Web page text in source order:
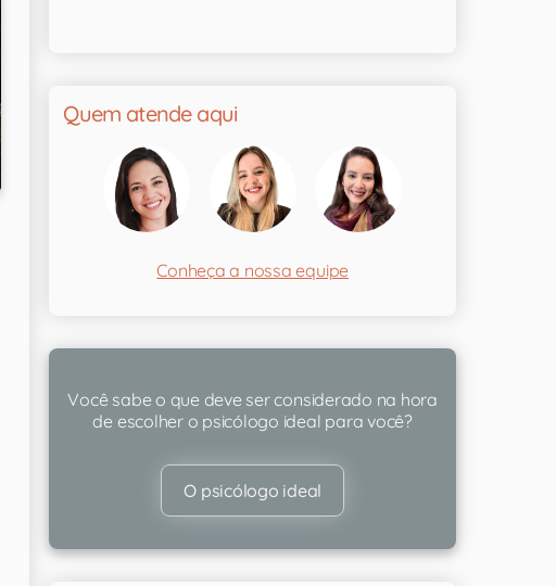
Quem atende aqui
Conheça a nossa equipe
Você sabe o que deve ser considerado na hora
de escolher o psicólogo ideal para você?
O psicólogo ideal